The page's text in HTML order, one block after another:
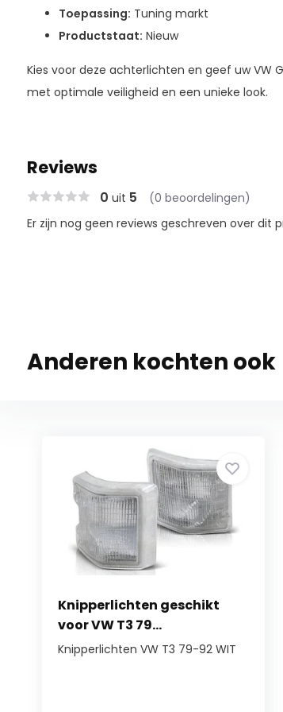
Toepassing: Tuning markt
Productstaat: Nieuw
Kies voor deze achterlichten en geef uw VW
met optimale veiligheid en een unieke look.
Reviews
0 uit 5 (0 beoordelingen)
Er zijn nog geen reviews geschreven over dit
Anderen kochten ook
Knipperlichten geschikt
voor VW T3 79...
Knipperlichten VW T3 79-92 WIT